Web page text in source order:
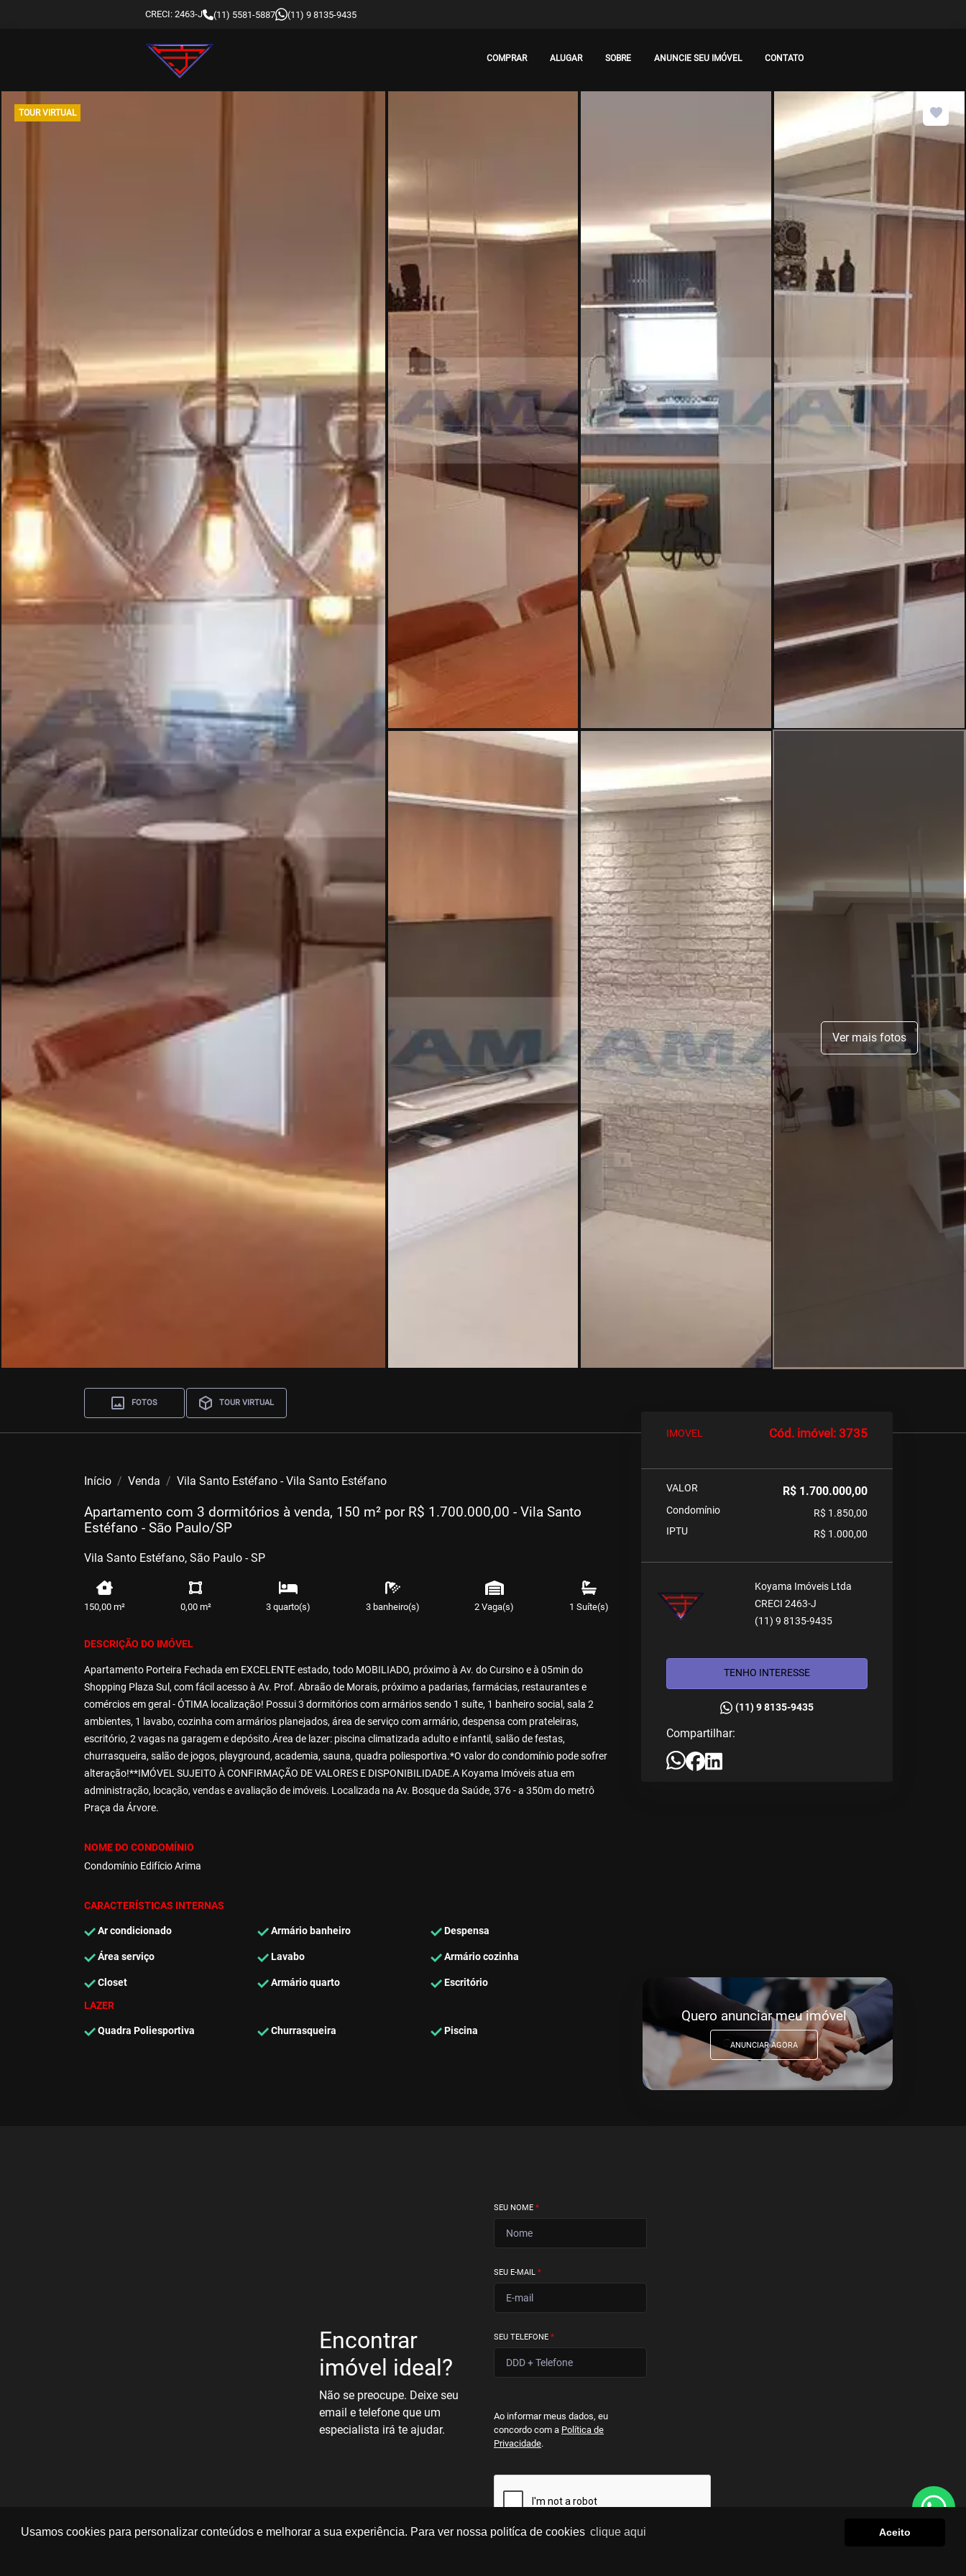
Usamos cookies para personalizar conteúdos e melhorar a sua experiência. Para ver nossa politíca de cookies clique aqui Aceito
CRECI: 2463-J (11) 5581-5887 (11) 9 8135-9435
COMPRAR ALUGAR SOBRE ANUNCIE SEU IMÓVEL CONTATO
TOUR VIRTUAL
Ver mais fotos
FOTOS TOUR VIRTUAL
Início Venda Vila Santo Estéfano - Vila Santo Estéfano
Apartamento com 3 dormitórios à venda, 150 m² por R$ 1.700.000,00 - Vila Santo
Estéfano - São Paulo/SP
Vila Santo Estéfano, São Paulo - SP
150,00 m² 0,00 m² 3 quarto(s) 3 banheiro(s) 2 Vaga(s) 1 Suíte(s)
DESCRIÇÃO DO IMÓVEL
Apartamento Porteira Fechada em EXCELENTE estado, todo MOBILIADO, próximo à Av. do Cursino e à 05min do
Shopping Plaza Sul, com fácil acesso à Av. Prof. Abraão de Morais, próximo a padarias, farmácias, restaurantes e
comércios em geral - ÓTIMA localização! Possui 3 dormitórios com armários sendo 1 suíte, 1 banheiro social, sala 2
ambientes, 1 lavabo, cozinha com armários planejados, área de serviço com armário, despensa com prateleiras,
escritório, 2 vagas na garagem e depósito.Área de lazer: piscina climatizada adulto e infantil, salão de festas,
churrasqueira, salão de jogos, playground, academia, sauna, quadra poliesportiva.*O valor do condomínio pode sofrer
alteração!**IMÓVEL SUJEITO À CONFIRMAÇÃO DE VALORES E DISPONIBILIDADE.A Koyama Imóveis atua em
administração, locação, vendas e avaliação de imóveis. Localizada na Av. Bosque da Saúde, 376 - a 350m do metrô
Praça da Árvore.
NOME DO CONDOMÍNIO
Condomínio Edifício Arima
CARACTERÍSTICAS INTERNAS
Ar condicionado Armário banheiro Despensa
Área serviço Lavabo Armário cozinha
Closet Armário quarto
Escritório
LAZER
Quadra Poliesportiva Churrasqueira Piscina
IMOVEL Cód. imóvel: 3735
VALOR R$ 1.700.000,00
Condomínio
R$ 1.850,00
IPTU
R$ 1.000,00
Koyama Imóveis Ltda
CRECI 2463-J
(11) 9 8135-9435
TENHO INTERESSE
(11) 9 8135-9435
Compartilhar:
Quero anunciar meu imóvel
ANUNCIAR AGORA
Encontrar
imóvel ideal?
Não se preocupe. Deixe seu
email e telefone que um
especialista irá te ajudar.
SEU NOME *
SEU E-MAIL *
SEU TELEFONE *
Ao informar meus dados, eu
concordo com a Política de
Privacidade.